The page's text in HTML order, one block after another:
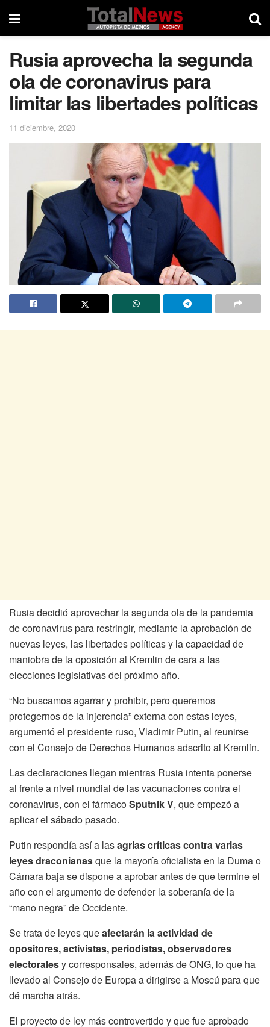
Rusia aprovecha la segunda
ola de coronavirus para
limitar las libertades políticas
11 diciembre, 2020
Rusia decidió aprovechar la segunda ola de la pandemia
de coronavirus para restringir, mediante la aprobación de
nuevas leyes, las libertades políticas y la capacidad de
maniobra de la oposición al Kremlin de cara a las
elecciones legislativas del próximo año.
“No buscamos agarrar y prohibir, pero queremos
protegernos de la injerencia” externa con estas leyes,
argumentó el presidente ruso, Vladimir Putin, al reunirse
con el Consejo de Derechos Humanos adscrito al Kremlin.
Las declaraciones llegan mientras Rusia intenta ponerse
al frente a nivel mundial de las vacunaciones contra el
coronavirus, con el fármacoSputnik V, que empezó a
aplicar el sábado pasado.
Putin respondía así a lasagrias críticas contra varias
leyes draconianasque la mayoría oficialista en la Duma o
Cámara baja se dispone a aprobar antes de que termine el
año con el argumento de defender la soberanía de la
“mano negra” de Occidente.
Se trata de leyes queafectarán la actividad de
opositores, activistas, periodistas, observadores
electoralesy corresponsales, además de ONG, lo que ha
llevado al Consejo de Europa a dirigirse a Moscú para que
dé marcha atrás.
El proyecto de ley más controvertido y que fue aprobado